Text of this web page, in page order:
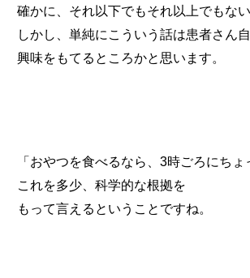
確かに、それ以下でもそれ以上でもない
しかし、単純にこういう話は患者さん
興味をもてるところかと思います。
「おやつを食べるなら、3時ごろにちょ
これを多少、科学的な根拠を
もって言えるということですね。